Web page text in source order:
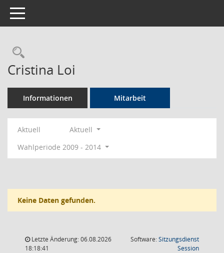
Toggle navigation
Rechercheauswahl
Cristina Loi
Informationen Mitarbeit
Aktuell
Aktuell
Wahlperiode 2009 - 2014
Keine Daten gefunden.
Letzte Änderung: 06.08.2026
18:18:41
Software:Sitzungsdienst
Session(Wird in